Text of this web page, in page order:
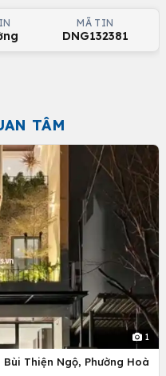
MÃ TIN
DNG132381
TÂM
1
Thiện Ngộ, Phường Hoà